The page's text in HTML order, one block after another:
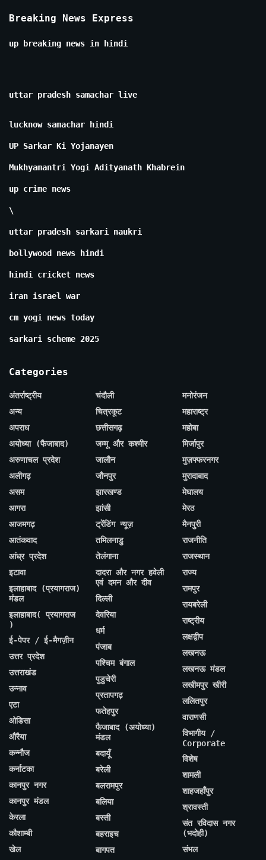
Breaking News Express
up breaking news in hindi
uttar pradesh samachar live
lucknow samachar hindi
UP Sarkar Ki Yojanayen
Mukhyamantri Yogi Adityanath Khabrein
up crime news
\
uttar pradesh sarkari naukri
bollywood news hindi
hindi cricket news
iran israel war
cm yogi news today
sarkari scheme 2025
Categories
अंतर्राष्ट्रीय
अन्य
अपराध
अयोध्या (फैजाबाद)
अरुणाचल प्रदेश
अलीगढ़
असम
आगरा
आजमगढ़
आतंकवाद
आंध्र प्रदेश
इटावा
इलाहाबाद (प्रयागराज)
मंडल
इलाहाबाद( प्रयागराज
)
ई-पेपर / ई-मैगज़ीन
उत्तर प्रदेश
उत्तराखंड
उन्नाव
एटा
ओडिसा
औरैया
कन्नौज
कर्नाटका
कानपुर नगर
कानपुर मंडल
केरला
कौशाम्बी
खेल
चंदौली
चित्रकूट
छत्तीसगढ़
जम्मू और कश्मीर
जालौन
जौनपुर
झारखण्ड
झांसी
ट्रेंडिंग न्यूज़
तमिलनाडु
तेलंगाना
दादरा और नगर हवेली
एवं दमन और दीव
दिल्ली
देवरिया
धर्म
पंजाब
पश्चिम बंगाल
पुडुचेरी
प्रतापगढ़
फतेहपुर
फैजाबाद (अयोध्या)
मंडल
बदायूँ
बरेली
बलरामपुर
बलिया
बस्ती
बहराइच
बागपत
मनोरंजन
महाराष्ट्र
महोबा
मिर्जापुर
मुज़फ्फरनगर
मुरादाबाद
मेघालय
मेरठ
मैनपुरी
राजनीति
राजस्थान
राज्य
रामपुर
रायबरेली
राष्ट्रीय
लक्षद्वीप
लखनऊ
लखनऊ मंडल
लखीमपुर खीरी
ललितपुर
वाराणसी
विभागीय /
Corporate
विशेष
शामली
शाहजहाँपुर
श्रावस्ती
संत रविदास नगर
(भदोही)
संभल